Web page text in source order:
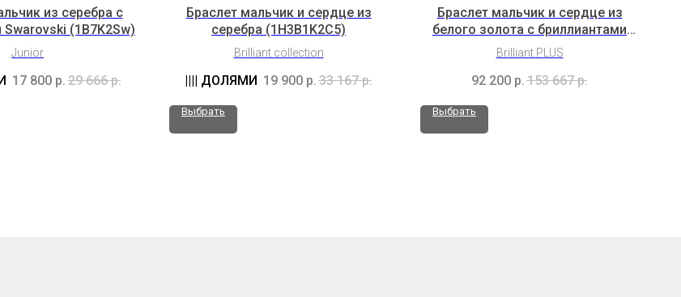
из серебра с
Swarovski (1B7K2Sw)
Junior
17 800 р. 29 666 р.
Браслет мальчик и сердце из
серебра (1H3B1K2C5)
Brilliant collection
19 900 р. 33 167 р.
Выбрать
Браслет мальчик и сердце из
белого золота с бриллиантами
(3H5B3K2b)
Brilliant PLUS
92 200 р. 153 667 р.
Выбрать